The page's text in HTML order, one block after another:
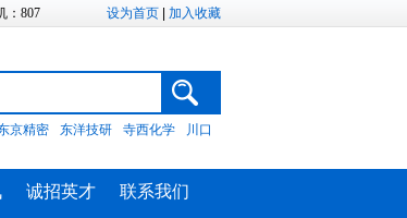
：807 设为首页 加入收藏
京精密 东洋技研 寺西化学
川口
诚招英才 联系我们